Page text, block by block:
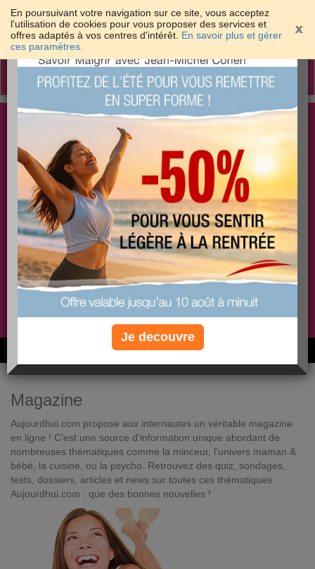
En poursuivant votre navigation sur ce site, vous acceptez
l'utilisation de cookies pour vous proposer des services et
offres adaptés à vos centres d'intérêt. En savoir plus et gérer
ces paramètres.
Toggle
Les meilleures solutions pour maigrir et être bien
dans sa peau
PLUS
EFFICACE
PLUS
SANTÉ
PLUS
COACHING
Non, je préfère le régime gratuit
6M de personnes ont maigri et réappris à manger avec nous
Magazine
Aujourdhui.com propose aux internautes un véritable magazine
en ligne ! C'est une source d'information unique abordant de
nombreuses thématiques comme la minceur, l'univers maman &
bébé, la cuisine, ou la psycho. Retrouvez des quiz, sondages,
tests, dossiers, articles et news sur toutes ces thématiques.
Aujourdhui.com : que des bonnes nouvelles !
×
Je decouvre